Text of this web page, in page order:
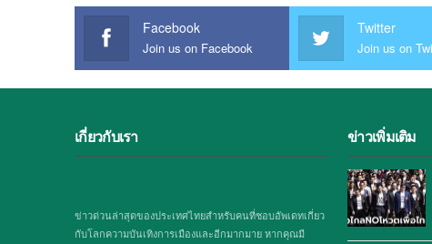
Facebook
Join us on Facebook
Twitter
Join us on
เกี่ยวกับเรา
ข่าวด่วนล่าสุดของประเทศไทยสำหรับคนที่ชอบอัพเดทเกี่ยว
กับโลกความบันเทิงการเมืองและอีกมากมาย หากคุณมี
ข่าวเพิ่มเติม